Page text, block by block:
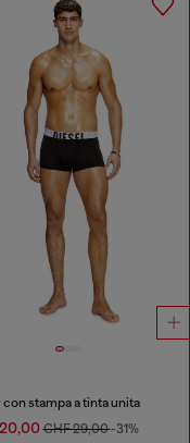
con stampa a tinta unita
CHF 29,00-31%